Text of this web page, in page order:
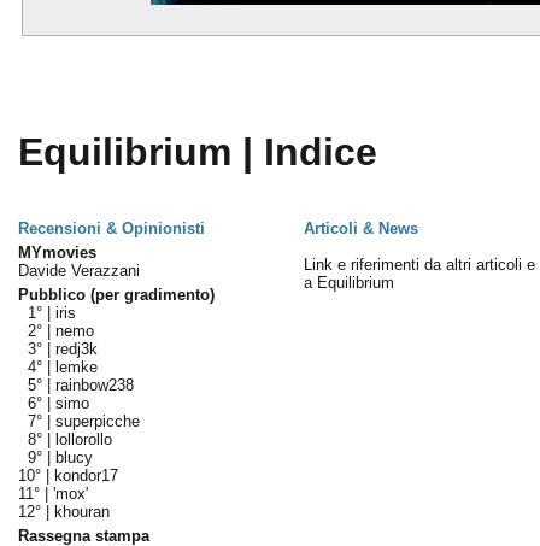
Equilibrium | Indice
Recensioni & Opinionisti
Articoli & News
MYmovies
Davide Verazzani
Pubblico (per gradimento)
1° | iris
2° | nemo
3° | redj3k
4° |
lemke
5° | rainbow238
6° | simo
7° | superpicche
8° |
lollorollo
9° |
blucy
10° |
kondor17
11° | 'mox'
12° |
khouran
Rassegna stampa
Link e riferimenti da altri articoli e
a Equilibrium